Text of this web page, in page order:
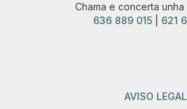
Chama e concerta
636 889 015| 621
AVISO LEGAL